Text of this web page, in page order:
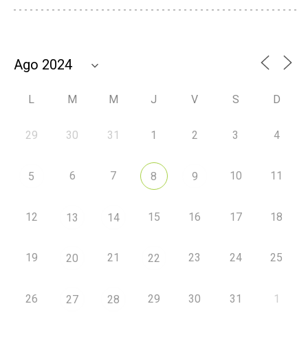
L M M J V S D
29 30 31 1 2 3 4
5 6 7 8 9 10 11
12 13 14 15 16 17 18
19 20 21 22 23 24 25
26 27 28 29 30 31 1